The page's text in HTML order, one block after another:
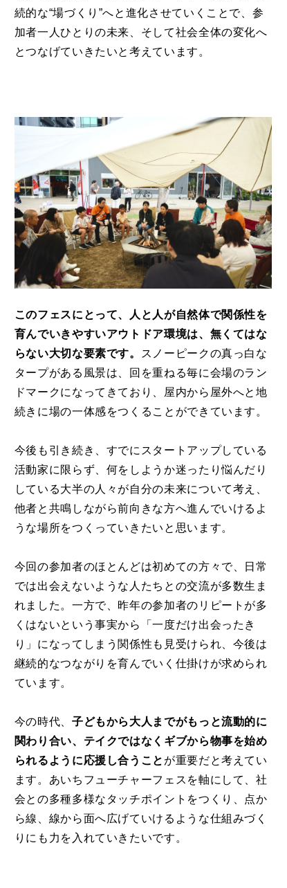
続的な“場づくり”へと進化させていくことで、参
加者一人ひとりの未来、そして社会全体の変化へ
とつなげていきたいと考えています。
このフェスにとって、人と人が自然体で関係性を
育んでいきやすいアウトドア環境は、無くてはな
らない大切な要素です。
スノーピークの真っ白な
タープがある風景は、回を重ねる毎に会場のラン
ドマークになってきており、屋内から屋外へと地
続きに場の一体感をつくることができています。
今後も引き続き、すでにスタートアップしている
活動家に限らず、何をしようか迷ったり悩んだり
している大半の人々が自分の未来について考え、
他者と共鳴しながら前向きな方へ進んでいけるよ
うな場所をつくっていきたいと思います。
今回の参加者のほとんどは初めての方々で、日常
では出会えないような人たちとの交流が多数生ま
れました。一方で、昨年の参加者のリピートが多
くはないという事実から「一度だけ出会ったき
り」になってしまう関係性も見受けられ、今後は
継続的なつながりを育んでいく仕掛けが求められ
ています。
今の時代、 子どもから大人までがもっと流動的に
関わり合い、テイクではなくギブから物事を始め
られるように応援し合うこと が重要だと考えてい
ます。あいちフューチャーフェスを軸にして、社
会との多種多様なタッチポイントをつくり、点か
ら線、線から面へ広げていけるような仕組みづく
りにも力を入れていきたいです。